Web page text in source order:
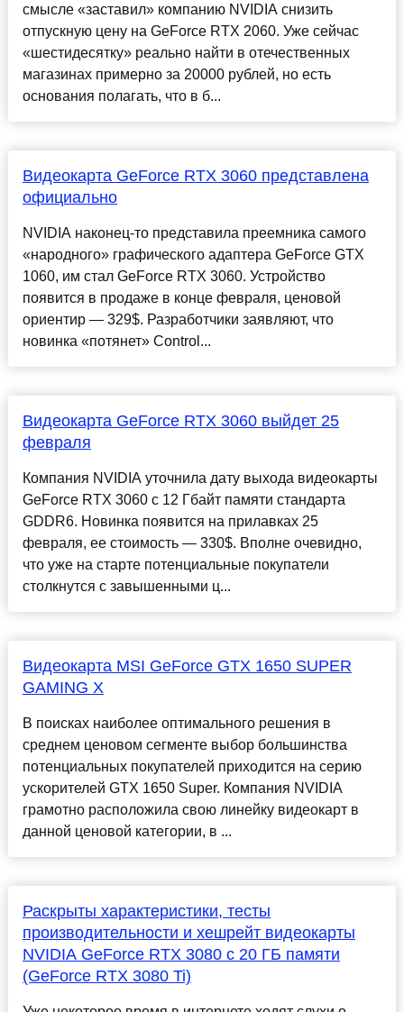
смысле «заставил» компанию NVIDIA снизить
отпускную цену на GeForce RTX 2060. Уже сейчас
«шестидесятку» реально найти в отечественных
магазинах примерно за 20000 рублей, но есть
основания полагать, что в б...
Видеокарта GeForce RTX 3060 представлена
официально
NVIDIA наконец-то представила преемника самого
«народного» графического адаптера GeForce GTX
1060, им стал GeForce RTX 3060. Устройство
появится в продаже в конце февраля, ценовой
ориентир — 329$. Разработчики заявляют, что
новинка «потянет» Control...
Видеокарта GeForce RTX 3060 выйдет 25
февраля
Компания NVIDIA уточнила дату выхода видеокарты
GeForce RTX 3060 с 12 Гбайт памяти стандарта
GDDR6. Новинка появится на прилавках 25
февраля, ее стоимость — 330$. Вполне очевидно,
что уже на старте потенциальные покупатели
столкнутся с завышенными ц...
Видеокарта MSI GeForce GTX 1650 SUPER
GAMING X
В поисках наиболее оптимального решения в
среднем ценовом сегменте выбор большинства
потенциальных покупателей приходится на серию
ускорителей GTX 1650 Super. Компания NVIDIA
грамотно расположила свою линейку видеокарт в
данной ценовой категории, в ...
Раскрыты характеристики, тесты
производительности и хешрейт видеокарты
NVIDIA GeForce RTX 3080 с 20 ГБ памяти
(GeForce RTX 3080 Ti)